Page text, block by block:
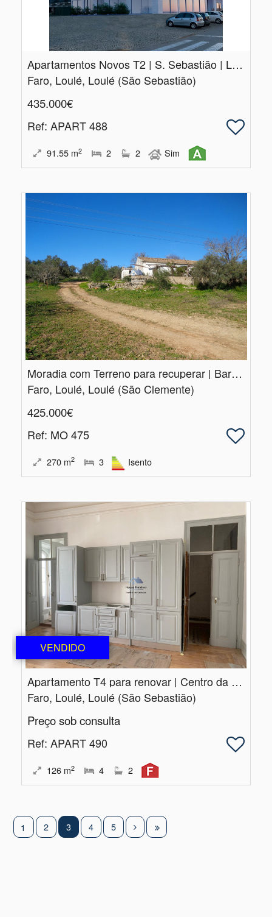
Apartamentos Novos T2 | S.​ Sebastião | Loulé
Faro, Loulé, Loulé (São Sebastião)
435.000€
Ref: APART 488
91.55 m2 2 2 Sim
Moradia com Terreno para recuperar | Barranco de Apra | Loulé
Faro, Loulé, Loulé (São Clemente)
425.000€
Ref: MO 475
270 m2 3 Isento
VENDIDO
Apartamento T4 para renovar | Centro da cidade | Loulé
Faro, Loulé, Loulé (São Sebastião)
Preço sob consulta
Ref: APART 490
126 m2 4 2
1 2 3 4 5